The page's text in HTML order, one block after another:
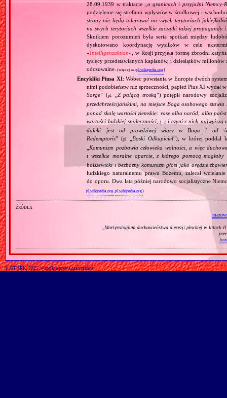
28.09.1939 w traktacie „o granicach i przyjaźni
podzielenie się strefami wpływów w środkowej i
strony nie będą tolerować na swych terytoriach
na swych terytoriach wszelkie zaczątki takiej
Skutkiem porozumień była seria spotkań między
dyskutowano koordynację wysiłków w celu
«Intelligenzaktion», w Rosji przyjęła formę zbrodni
tysięcy przedstawianych kapłanów, i dziesiątków
odczuwalne. (więcej na:pl.wikipedia.org)
Encykliki Piusa XI: Wobec powstania w Europie dwóch
nimi podobieństw niż sprzeczności, papież Pius XI
Sorge” (pl. Z palącą troską”) potępił narodowy
przedchrześcijańskimi, na miejsce Boga osobowego
ponad skalę wartości ziemskie: rasę albo naród, albo
wartości ludzkiej społeczności,[…] i czyni z nich najwyższą
daleki jest od prawdziwej wiary w Boga i od
Redemptoris” (pl. Boski Odkupiciel”), w której poddał
Komunizm pozbawia człowieka wolności, a więc
i wszelkie moralne oparcie, z którego pomocą
bolszewicki i bezbożny komunizm głosi jako orędzie
ludzkiego naturalnemu prawu Bożemu, zalecał
do oporu. Dwa lata później narodowo socjalistyczne
pl.wikipedia.org,pl.wikipedia.org)
źródła
Martyrologium duchowieństwa diecezji płockiej w latach
© GTKRK, 2025, wszelkie prawa zastrzeżone